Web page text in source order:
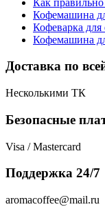
Кофемашина
Кофеварка для
Кофемашина
Доставка по
Несколькими ТК
Безопасные
Visa / Mastercard
Поддержка 24/7
aromacoffee@mail.ru